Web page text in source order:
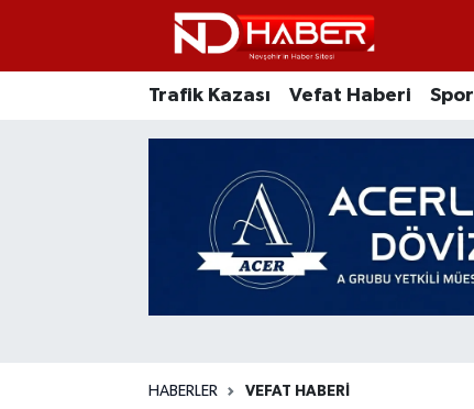
Trafik Kazası Vefat Haberi Spor
HABERLER VEFAT HABERI
Vefat Haberi
Nevşehir Hava Durumu
Nevşehir Trafik Yoğunluk Haritası
Süper Lig Puan Durumu ve Fikstür